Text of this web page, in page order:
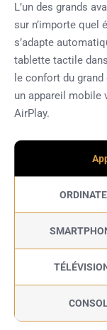
L’un des grands
sur n’importe quel
s’adapte
tablette tactile
le confort du
un appareil mobile
AirPlay.